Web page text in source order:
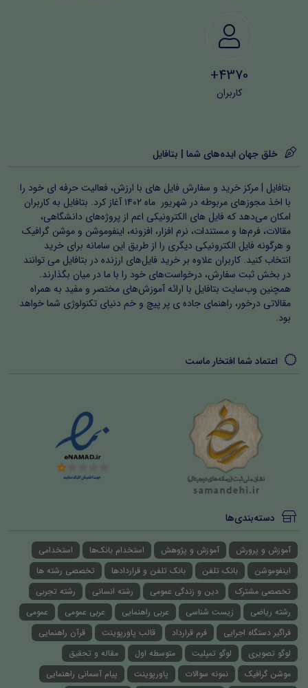
4370+
کاربران
خلق جهان ایده‌های شما | بتافایل
بتافایل | مرکز خرید و سفارش فایل های با ارزش، فعالیت حرفه ای خود را
با اخذ مجوزهای مربوطه در شهریور ماه ۱۴۰۲ آغاز کرد. بتافایل به کاربران
امکان می‌دهد که فایل های الکترونیکی اعم از پروژه‌های دانشگاهی،
مقالات، فرم‌ها و مستندات، نرم افزار، افزونه، اینفوموشن و موشن گرافیک
و هرگونه فایل الکترونیکی دیگری را از طریق این سامانه برای خرید
انتخاب کنید. کاربران علاوه بر خرید فایل‌های ارزنده در بتافایل می توانند
در بخش ثبت سفارش، درخواست‌های خود را با ما در میان بگذارند.
همچنین وب‌سایت بتافایل با ارائه آموزش‌های مختصر و مفید به همراه
مقالاتی درخور، راهنمای جاده ی پر پیچ و خم دنیای تکنولوژی شما خواهد
بود.
اعتماد شما افتخار ماست
دسته‌بندی‌ها
آموزش و پرورش آموزش و پژوهش استخدام بانک‌ها
استخدامی
اینفوموشن
بانک تلفن بانک تلفن و قراردادها
تخصصی رشته ها
تخصصی مشترک
دین و زندگی عمومی رشته انسانی
رشته تجربی
رشته ریاضی
زیست شناسی عربی راهنمایی عربی عمومی
عمومی
فراگیر دستگاه اجرایی
فرم قرارداد قالب پاورپوینت
قرآن راهنمایی
لوگو تصویری
لوگو تمپلیت متوسطه اول
مقاله و تحقیق
موشن گرافیک
نمونه سوالات پاورپوینت
پیام آسمانی راهنمایی